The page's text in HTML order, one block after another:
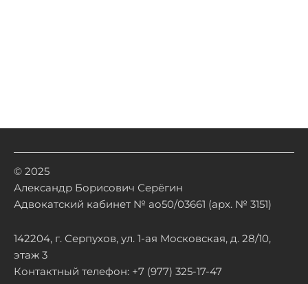
© 2025
Александр Борисович Серёгин
Адвокатский кабинет № ао50/03661 (арх. № 3151)
142204, г. Серпухов, ул. 1-ая Московская, д. 28/10,
этаж 3
Контактный телефон: +7 (977) 325-17-47